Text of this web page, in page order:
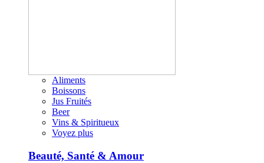
Aliments
Boissons
Jus Fruités
Beer
Vins & Spiritueux
Voyez plus
Beauté, Santé & Amour